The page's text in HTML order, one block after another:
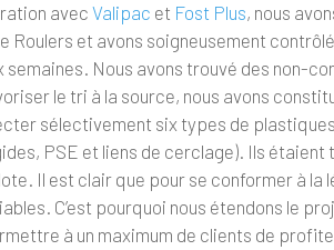
avec Valipac et Fost Plus, nous
Roulers et avons soigneusement
semaines. Nous avons trouvé des non-
le tri à la source, nous avons
sélectivement six types de
PSE et liens de cerclage). Ils étaient
Il est clair que pour se conformer à la
C’est pourquoi nous étendons le
à un maximum de clients de